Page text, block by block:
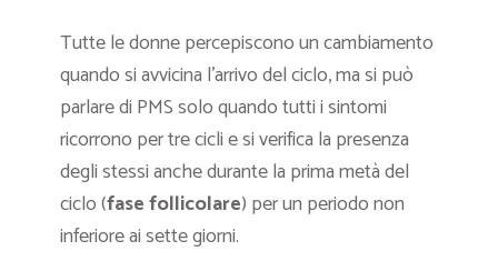
Tutte le donne percepiscono un cambiamento
quando si avvicina l’arrivo del ciclo, ma si può
parlare di PMS solo quando tutti i sintomi
ricorrono per tre cicli e si verifica la presenza
degli stessi anche durante la prima metà del
ciclo (fase follicolare) per un periodo non
inferiore ai sette giorni.